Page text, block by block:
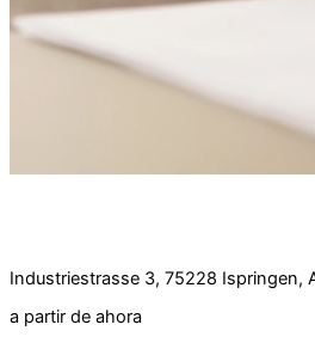
Industriestrasse 3, 75228 Ispringen,
a partir de ahora